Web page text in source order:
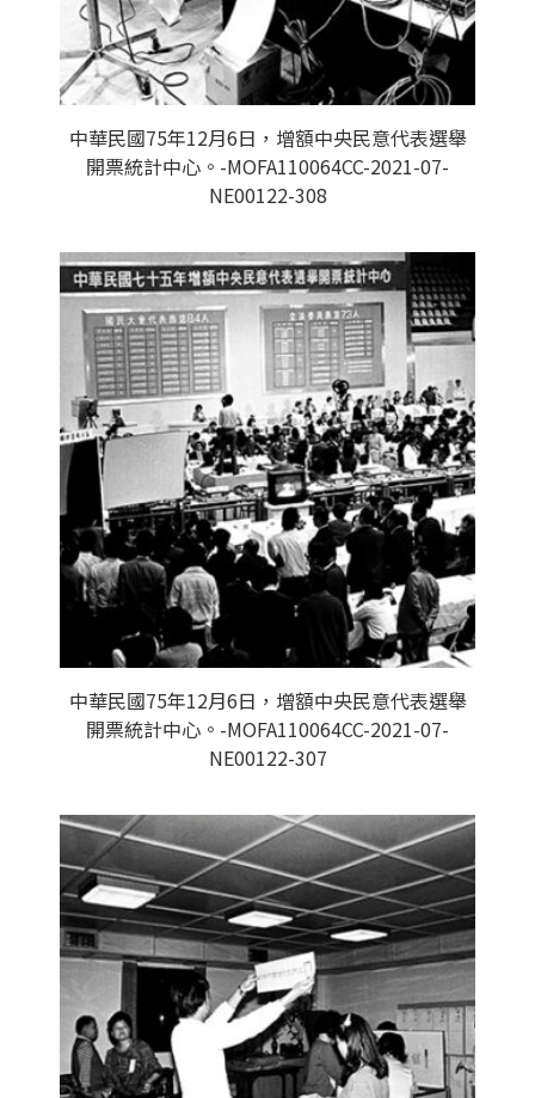
中華民國75年12月6日，增額中央民意代表選舉
開票統計中心。-MOFA110064CC-2021-07-
NE00122-308
中華民國75年12月6日，增額中央民意代表選舉
開票統計中心。-MOFA110064CC-2021-07-
NE00122-307